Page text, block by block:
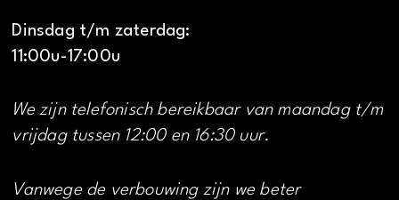
Dinsdag t/m zaterdag:
11:00u-17:00u
We zijn telefonisch bereikbaar van maandag t/m
vrijdag tussen 12:00 en 16:30 uur.
Vanwege de verbouwing zijn we beter